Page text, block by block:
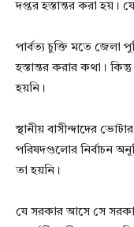
দপ্তর হস্তান্তর করা হয়।
পার্বত্য চুক্তি মতে জেলা
হস্তান্তর করার কথা।
হয়নি।
স্থানীয় বাসীন্দাদের
পরিষদগুলোর নির্বাচন
তা হয়নি।
যে সরকার আসে সে